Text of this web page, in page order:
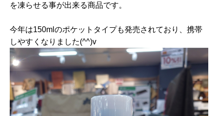
を凍らせる事が出来る商品です。
今年は150mlのポケットタイプも発売されており、携帯
しやすくなりました(^^)v